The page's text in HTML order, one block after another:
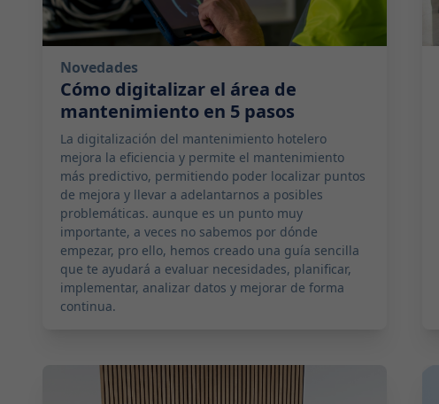
Novedades
Cómo digitalizar el área de
mantenimiento en 5 pasos
La digitalización del mantenimiento hotelero
mejora la eficiencia y permite el mantenimiento
más predictivo, permitiendo poder localizar puntos
de mejora y llevar a adelantarnos a posibles
problemáticas. aunque es un punto muy
importante, a veces no sabemos por dónde
empezar, pro ello, hemos creado una guía sencilla
que te ayudará a evaluar necesidades, planificar,
implementar, analizar datos y mejorar de forma
continua.
2024-03-13 07:30:00